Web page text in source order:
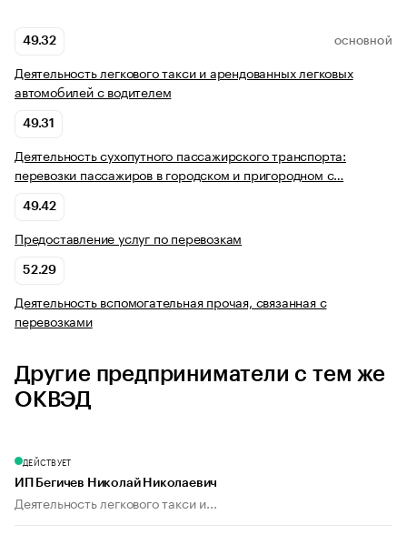
49.32 ОСНОВНОЙ
Деятельность легкового такси и арендованных легковых
автомобилей с водителем
49.31
Деятельность сухопутного пассажирского транспорта:
перевозки пассажиров в городском и пригородном с…
49.42
Предоставление услуг по перевозкам
52.29
Деятельность вспомогательная прочая, связанная с
перевозками
Другие предприниматели с тем же
ОКВЭД
ДЕЙСТВУЕТ
ИП Бегичев Николай Николаевич
Деятельность легкового такси и...